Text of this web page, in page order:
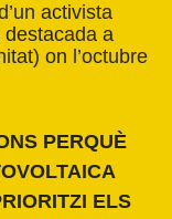
activista
a
on l’octubre
PERQUÈ
ELS